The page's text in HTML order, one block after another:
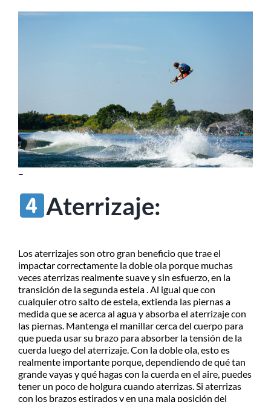
–
Aterrizaje:
Los aterrizajes son otro gran beneficio que trae el
impactar correctamente la doble ola porque muchas
veces aterrizas realmente suave y sin esfuerzo, en la
transición de la segunda estela . Al igual que con
cualquier otro salto de estela, extienda las piernas a
medida que se acerca al agua y absorba el aterrizaje con
las piernas. Mantenga el manillar cerca del cuerpo para
que pueda usar su brazo para absorber la tensión de la
cuerda luego del aterrizaje. Con la doble ola, esto es
realmente importante porque, dependiendo de qué tan
grande vayas y qué hagas con la cuerda en el aire, puedes
tener un poco de holgura cuando aterrizas. Si aterrizas
con los brazos estirados y en una mala posición del